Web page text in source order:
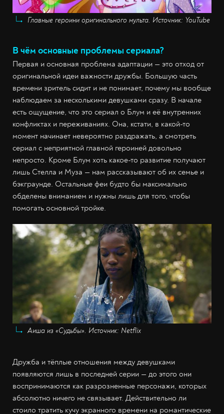
Главные героини оригинального мульта. Источник: YouTube
В чём основные проблемы сериала?
Первая и основная проблема адаптации — это отход от
оригинальной идеи важности дружбы. Большую часть
времени зритель сидит и не понимает, почему мы вообще
наблюдаем за несколькими девушками сразу. В начале
есть ощущение, что это сериал о Блум и её внутренних
конфликтах и переживаниях. Она, кстати, в какой-то
момент начинает невероятно раздражать, а смотреть
сериал с неприятной главной героиней довольно
непросто. Кроме Блум хоть какое-то развитие получают
лишь Стелла и Муза — нам рассказывают об их семье и
бэкграунде. Остальные феи будто бы максимально
обделены вниманием и нужны лишь для того, чтобы
помогать основной тройке.
Аиша из «Судьбы». Источник: Netflix
Дружба и тёплые отношения между девушками
появляются лишь в последней серии — до этого они
воспринимаются как разрозненные персонажи, которых
абсолютно ничего не связывает. Действительно ли
стоило тратить кучу экранного времени на романтические